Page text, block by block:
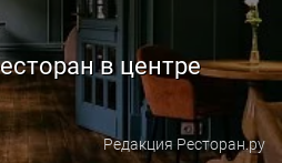
в центре
Редакция Ресторан.ру